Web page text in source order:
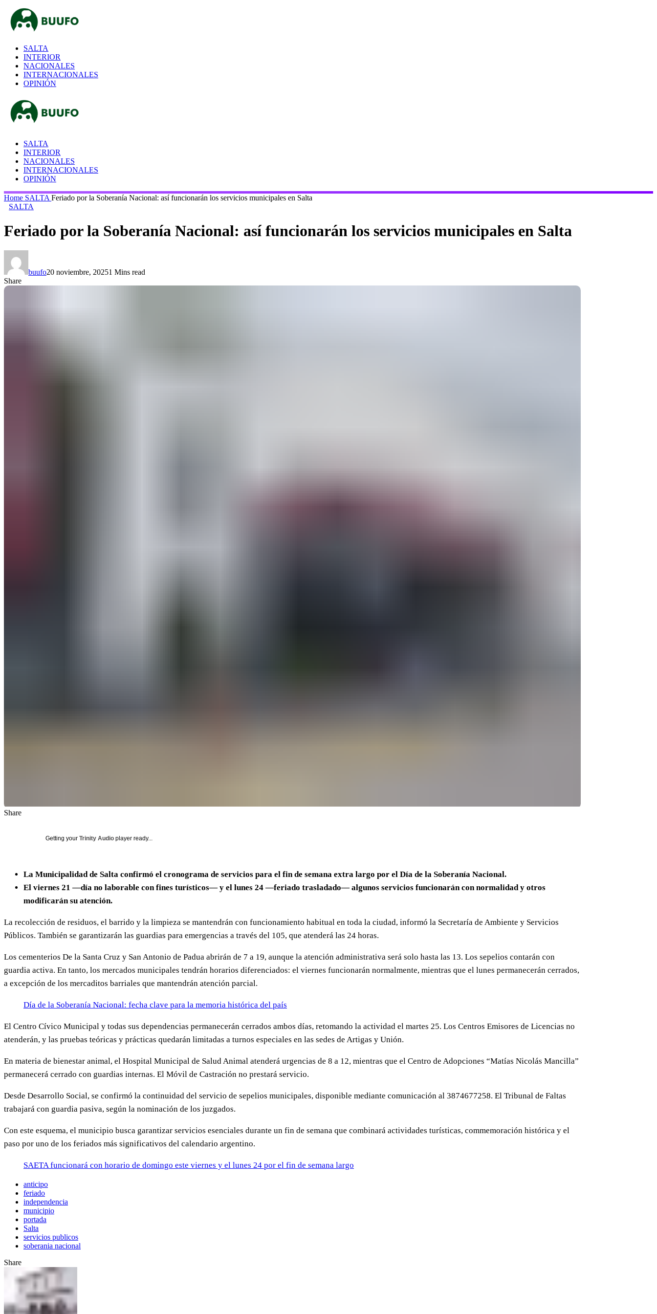
SALTA
INTERIOR
NACIONALES
INTERNACIONALES
OPINIÓN
SALTA
INTERIOR
NACIONALES
INTERNACIONALES
OPINIÓN
Home SALTA Feriado por la Soberanía Nacional: así funcionarán los servicios municipales en Salta
SALTA
Feriado por la Soberanía Nacional: así funcionarán los servicios municipales en Salta
buufo20 noviembre, 20251 Mins read
Share
Share
Getting your Trinity Audio player ready...
La Municipalidad de Salta confirmó el cronograma de servicios para el fin de semana extra largo por el Día de la Soberanía Nacional.
El viernes 21 —día no laborable con fines turísticos— y el lunes 24 —feriado trasladado— algunos servicios funcionarán con normalidad y otros
modificarán su atención.
La recolección de residuos, el barrido y la limpieza se mantendrán con funcionamiento habitual en toda la ciudad, informó la Secretaría de Ambiente y Servicios
Públicos. También se garantizarán las guardias para emergencias a través del 105, que atenderá las 24 horas.
Los cementerios De la Santa Cruz y San Antonio de Padua abrirán de 7 a 19, aunque la atención administrativa será solo hasta las 13. Los sepelios contarán con
guardia activa. En tanto, los mercados municipales tendrán horarios diferenciados: el viernes funcionarán normalmente, mientras que el lunes permanecerán cerrados,
a excepción de los mercaditos barriales que mantendrán atención parcial.
Día de la Soberanía Nacional: fecha clave para la memoria histórica del país
El Centro Cívico Municipal y todas sus dependencias permanecerán cerrados ambos días, retomando la actividad el martes 25. Los Centros Emisores de Licencias no
atenderán, y las pruebas teóricas y prácticas quedarán limitadas a turnos especiales en las sedes de Artigas y Unión.
En materia de bienestar animal, el Hospital Municipal de Salud Animal atenderá urgencias de 8 a 12, mientras que el Centro de Adopciones “Matías Nicolás Mancilla”
permanecerá cerrado con guardias internas. El Móvil de Castración no prestará servicio.
Desde Desarrollo Social, se confirmó la continuidad del servicio de sepelios municipales, disponible mediante comunicación al 3874677258. El Tribunal de Faltas
trabajará con guardia pasiva, según la nominación de los juzgados.
Con este esquema, el municipio busca garantizar servicios esenciales durante un fin de semana que combinará actividades turísticas, commemoración histórica y el
paso por uno de los feriados más significativos del calendario argentino.
SAETA funcionará con horario de domingo este viernes y el lunes 24 por el fin de semana largo
anticipo
feriado
independencia
municipio
portada
Salta
servicios publicos
soberania nacional
Share